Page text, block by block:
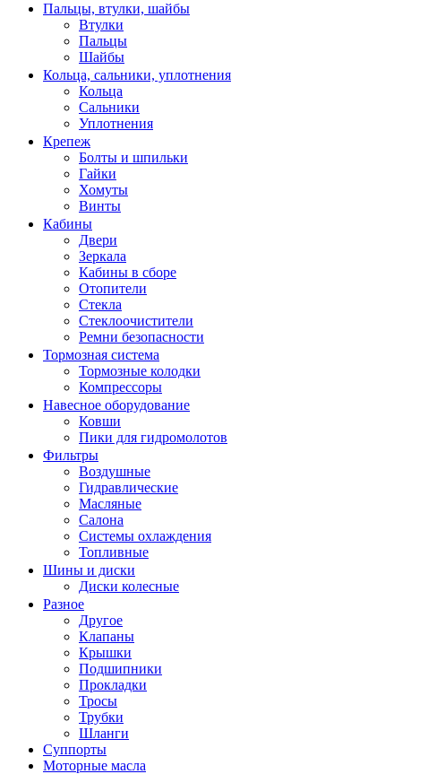
Пальцы, втулки, шайбы
Втулки
Пальцы
Шайбы
Кольца, сальники, уплотнения
Кольца
Сальники
Уплотнения
Крепеж
Болты и шпильки
Гайки
Хомуты
Винты
Кабины
Двери
Зеркала
Кабины в сборе
Отопители
Стекла
Стеклоочистители
Ремни безопасности
Тормозная система
Тормозные колодки
Компрессоры
Навесное оборудование
Ковши
Пики для гидромолотов
Фильтры
Воздушные
Гидравлические
Масляные
Салона
Системы охлаждения
Топливные
Шины и диски
Диски колесные
Разное
Другое
Клапаны
Крышки
Подшипники
Прокладки
Тросы
Трубки
Шланги
Суппорты
Моторные масла